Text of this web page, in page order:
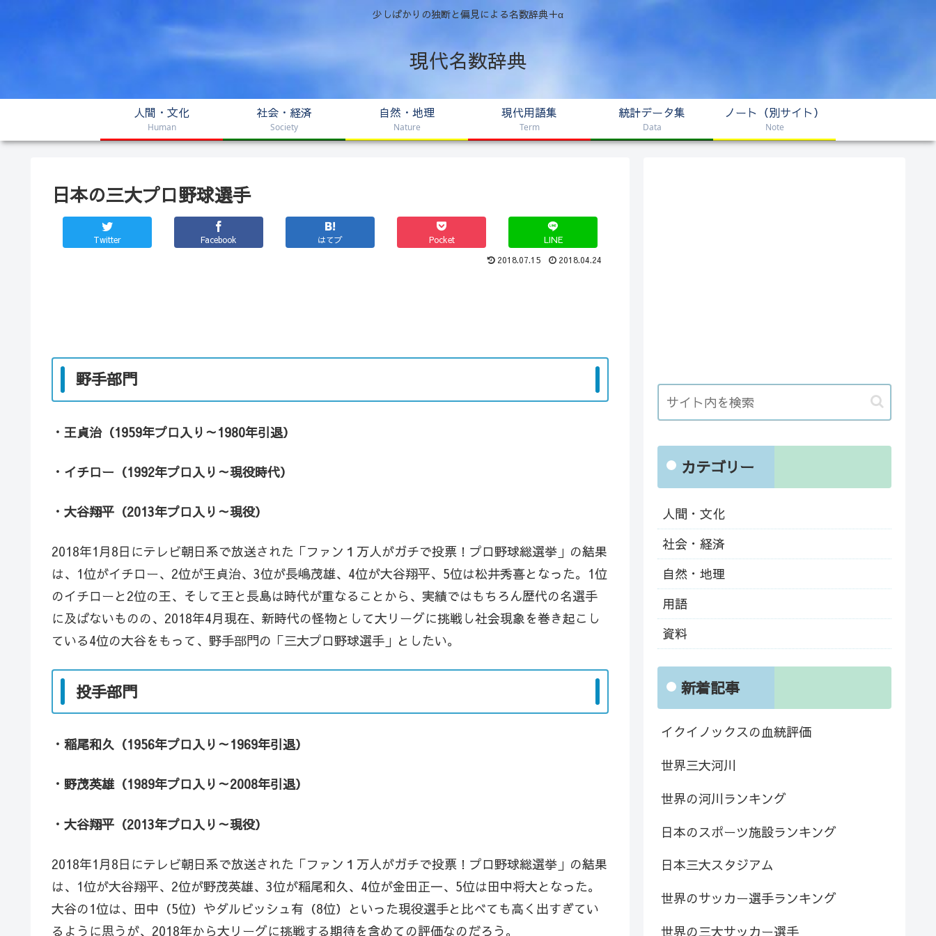
少しばかりの独断と偏見による名数辞典＋α
現代名数辞典
人間・文化
Human
社会・経済
Society
自然・地理
Nature
現代用語集
Term
統計データ集
Data
ノート（別サイト）
Note
日本の三大プロ野球選手
Twitter Facebook はてブ Pocket LINE
2018.07.15 2018.04.24
野手部門
・王貞治（1959年プロ入り～1980年引退）
・イチロー（1992年プロ入り～現役時代）
・大谷翔平（2013年プロ入り～現役）
2018年1月8日にテレビ朝日系で放送された「ファン１万人がガチで投票！プロ野球総選挙」の結果
は、1位がイチロー、2位が王貞治、3位が長嶋茂雄、4位が大谷翔平、5位は松井秀喜となった。1位
のイチローと2位の王、そして王と長島は時代が重なることから、実績ではもちろん歴代の名選手
に及ばないものの、2018年4月現在、新時代の怪物として大リーグに挑戦し社会現象を巻き起こし
ている4位の大谷をもって、野手部門の「三大プロ野球選手」としたい。
投手部門
・稲尾和久（1956年プロ入り～1969年引退）
・野茂英雄（1989年プロ入り～2008年引退）
・大谷翔平（2013年プロ入り～現役）
2018年1月8日にテレビ朝日系で放送された「ファン１万人がガチで投票！プロ野球総選挙」の結果
は、1位が大谷翔平、2位が野茂英雄、3位が稲尾和久、4位が金田正一、5位は田中将大となった。
大谷の1位は、田中（5位）やダルビッシュ有（8位）といった現役選手と比べても高く出すぎてい
るように思うが、2018年から大リーグに挑戦する期待を含めての評価なのだろう。
カテゴリー
人間・文化
社会・経済
自然・地理
用語
資料
新着記事
イクイノックスの血統評価
世界三大河川
世界の河川ランキング
日本のスポーツ施設ランキング
日本三大スタジアム
世界のサッカー選手ランキング
世界の三大サッカー選手